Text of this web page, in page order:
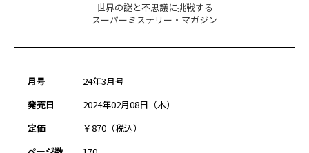
世界の謎と不思議に挑戦する
スーパーミステリー・マガジン
月号
24年3月号
発売日
2024年02月08日（木）
定価
￥870（税込）